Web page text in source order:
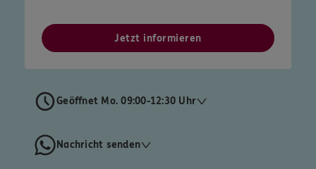
Jetzt informieren
Geöffnet Mo. 09:00-12:30 Uhr
Nachricht senden